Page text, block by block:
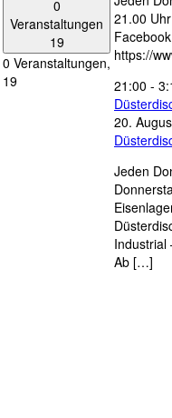
0
Veranstaltungen
19
0 Veranstaltungen,
19
21.00
https://
21:00 -
20.
Jeden
Industrial
Ab […]